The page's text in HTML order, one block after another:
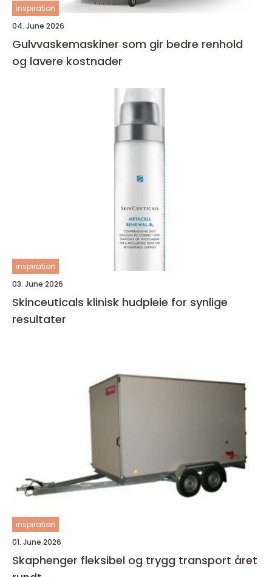
inspiration
04. June 2026
Gulvvaskemaskiner som gir bedre renhold
og lavere kostnader
inspiration
03. June 2026
Skinceuticals klinisk hudpleie for synlige
resultater
inspiration
01. June 2026
Skaphenger fleksibel og trygg transport året